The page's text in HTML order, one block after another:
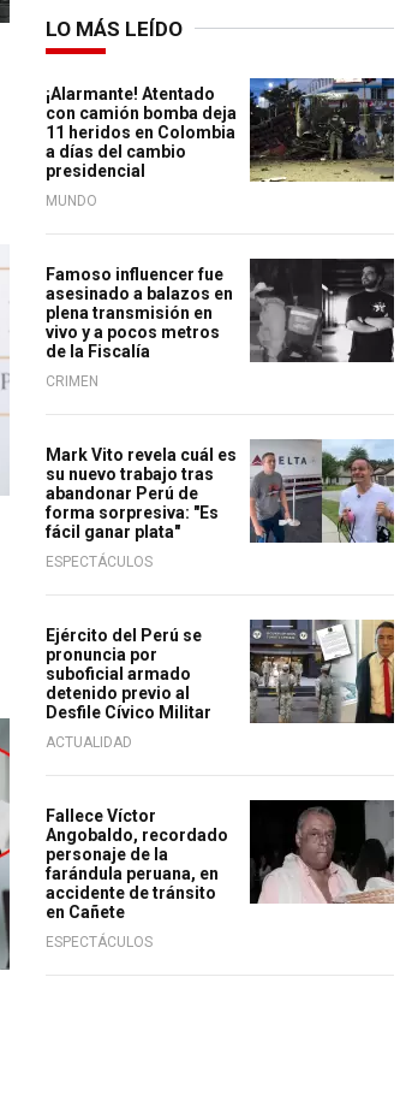
LO MÁS LEÍDO
¡Alarmante! Atentado
con camión bomba deja
11 heridos en Colombia
a días del cambio
presidencial
MUNDO
Famoso influencer fue
asesinado a balazos en
plena transmisión en
vivo y a pocos metros
de la Fiscalía
CRIMEN
Mark Vito revela cuál es
su nuevo trabajo tras
abandonar Perú de
forma sorpresiva: "Es
fácil ganar plata"
ESPECTÁCULOS
Ejército del Perú se
pronuncia por
suboficial armado
detenido previo al
Desfile Cívico Militar
ACTUALIDAD
Fallece Víctor
Angobaldo, recordado
personaje de la
farándula peruana, en
accidente de tránsito
en Cañete
ESPECTÁCULOS